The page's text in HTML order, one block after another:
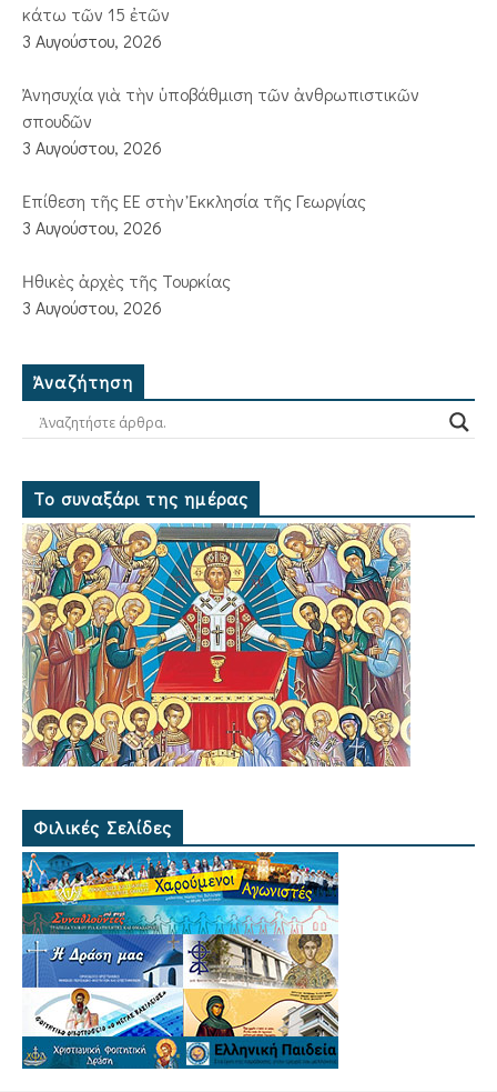
κάτω τῶν 15 ἐτῶν
3 Αυγούστου, 2026
Ἀνησυχία γιὰ τὴν ὑποβάθμιση τῶν ἀνθρωπιστικῶν
σπουδῶν
3 Αυγούστου, 2026
Ἐπίθεση τῆς ΕΕ στὴν Ἐκκλησία τῆς Γεωργίας
3 Αυγούστου, 2026
Ἠθικὲς ἀρχὲς τῆς Τουρκίας
3 Αυγούστου, 2026
Ἀναζήτηση
Το συναξάρι της ημέρας
Φιλικές Σελίδες